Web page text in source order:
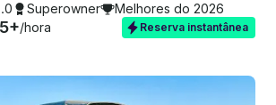
Superowner Melhores do 2026
/hora Reserva instantânea